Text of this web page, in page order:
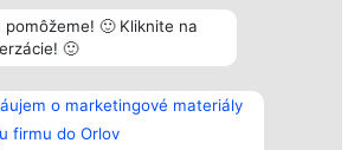
🙂 Kliknite na
🙂
o marketingové materiály
firmu do Orlov
Hodnotenie
Laureáti
Lista
Laureatów
Podmienky
Obchodné
podmienky
Kontakt
Kontakt